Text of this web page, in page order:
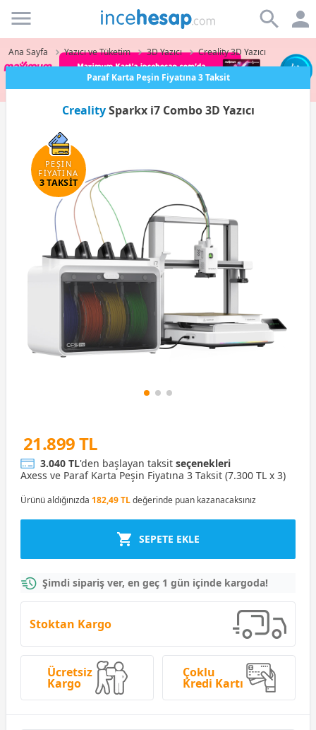
Incehesap
Ana Sayfa Yazıcı ve Tüketim 3D Yazıcı Creality 3D Yazıcı
Paraf Karta Peşin Fiyatına 3 Taksit
CrealitySparkx i7 Combo 3D Yazıcı
PEŞİN
FİYATINA
3 TAKSİT
21.899 TL
3.040 TL'den başlayan taksit seçenekleri
Axess ve Paraf Karta Peşin Fiyatına 3 Taksit (7.300 TL x 3)
Ürünü aldığınızda 182,49 TLdeğerinde puan kazanacaksınız
SEPETE EKLE
Şimdi sipariş ver, en geç 1 gün içinde kargoda!
Stoktan Kargo
Ücretsiz
Kargo
Çoklu
Kredi Kartı